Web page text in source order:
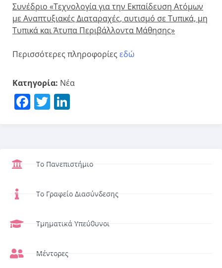
Συνέδριο «Τεχνολογία για την Εκπαίδευση Ατόμων
με Αναπτυξιακές Διαταραχές, αυτισμό σε Τυπικά, μη
Τυπικά και Άτυπα Περιβάλλοντα Μάθησης»
Περισσότερες πληροφορίες εδώ
Κατηγορία: Νέα
Facebook
Twitter
Το Πανεπιστήμιο
Το Γραφείο Διασύνδεσης
Τμηματικά Υπεύθυνοι
Μέντορες